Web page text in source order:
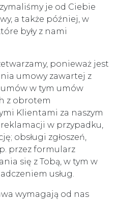
je od Ciebie
a także później, w
były z nami
ponieważ jest
umowy zawartej z
umów w tym umów
z obrotem
Klientami za naszym
w przypadku,
obsługi zgłoszeń,
przez formularz
się z Tobą, w tym w
usług.
wymagają od nas